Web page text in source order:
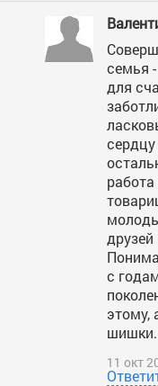
семья
для
с
этому,
шишки.
11 окт